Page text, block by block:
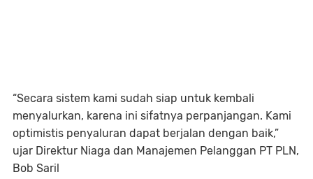
“Secara sistem kami sudah siap untuk kembali
menyalurkan, karena ini sifatnya perpanjangan. Kami
optimistis penyaluran dapat berjalan dengan baik,”
ujar Direktur Niaga dan Manajemen Pelanggan PT PLN,
Bob Saril